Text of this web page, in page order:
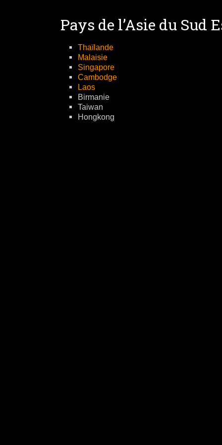
Pays de l’Asie du Sud
Thaïlande
Malaisie
Singapore
Cambodge
Laos
Birmanie
Taiwan
Hongkong